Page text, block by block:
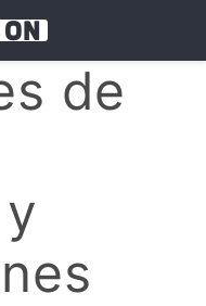
de